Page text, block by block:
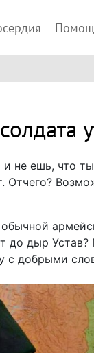
не ешь, что
до дыр
с добрыми